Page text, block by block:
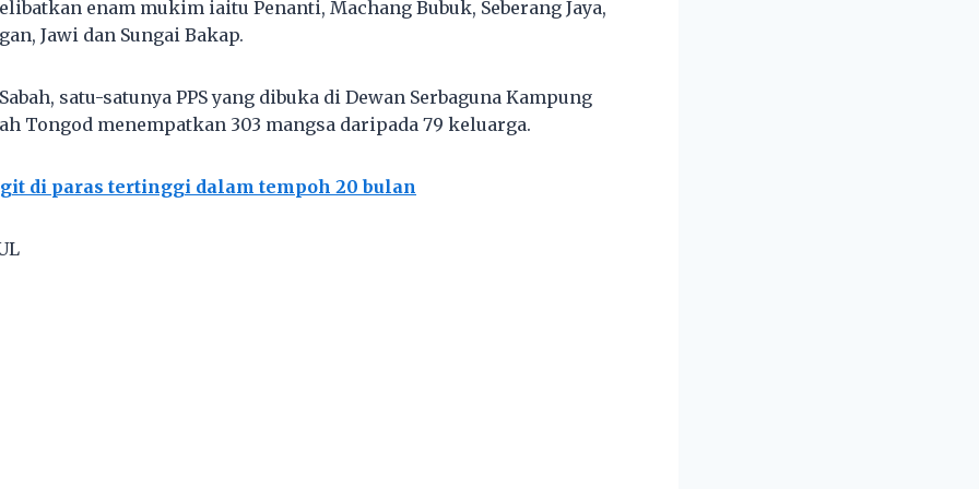
enam mukim iaitu Penanti, Machang Bubuk, Seberang Jaya,
Jawi dan Sungai Bakap.
satu-satunya PPS yang dibuka di Dewan Serbaguna Kampung
Tongod menempatkan 303 mangsa daripada 79 keluarga.
di paras tertinggi dalam tempoh 20 bulan